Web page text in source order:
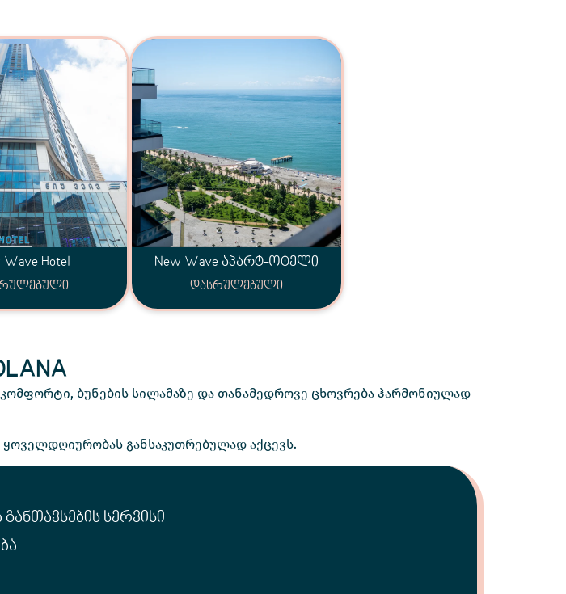
Wave Hotel New Wave აპარტ-ოტელი
დასრულებული
ბუნების სილამაზე და თანამედროვე ცხოვრება ჰარმონიულად
განსაკუთრებულად აქცევს.
ᲡᲔᲠᲕᲘᲡᲘ